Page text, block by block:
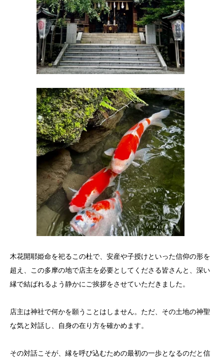
木花開耶姫命を祀るこの杜で、安産や子授けといった信仰の形を
超え、この多摩の地で店主を必要としてくださる皆さんと、深い
縁で結ばれるよう静かにご挨拶をさせていただきました。
店主は神社で何かを願うことはしません。ただ、その土地の神聖
な気と対話し、自身の在り方を確かめます。
その対話こそが、縁を呼び込むための最初の一歩となるのだと信